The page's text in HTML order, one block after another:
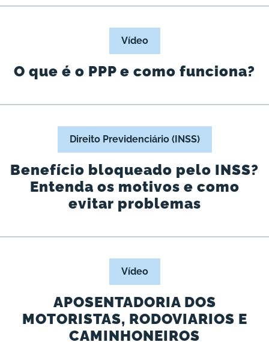
Vídeo
O que é o PPP e como funciona?
Direito Previdenciário (INSS)
Benefício bloqueado pelo INSS?
Entenda os motivos e como
evitar problemas
Vídeo
APOSENTADORIA DOS
MOTORISTAS, RODOVIARIOS E
CAMINHONEIROS